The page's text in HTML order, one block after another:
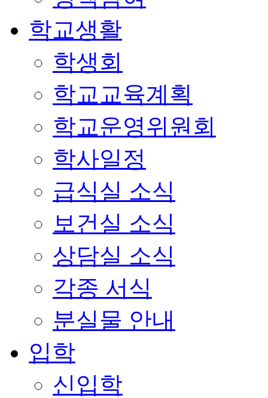
학교생활
학생회
학교교육계획
학교운영위원회
학사일정
급식실 소식
보건실 소식
상담실 소식
각종 서식
분실물 안내
입학
신입학